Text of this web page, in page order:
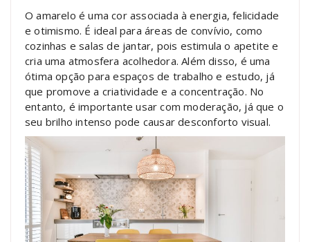
O amarelo é uma cor associada à energia, felicidade
e otimismo. É ideal para áreas de convívio, como
cozinhas e salas de jantar, pois estimula o apetite e
cria uma atmosfera acolhedora. Além disso, é uma
ótima opção para espaços de trabalho e estudo, já
que promove a criatividade e a concentração. No
entanto, é importante usar com moderação, já que o
seu brilho intenso pode causar desconforto visual.